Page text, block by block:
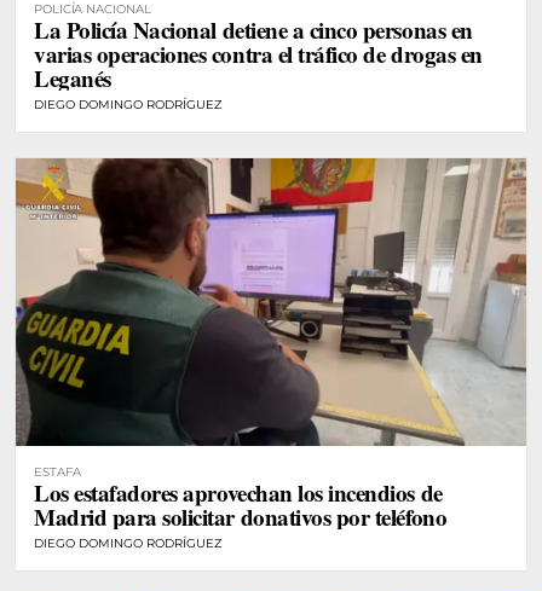
POLICÍA NACIONAL
La Policía Nacional detiene a cinco personas en
varias operaciones contra el tráfico de drogas en
Leganés
DIEGO DOMINGO RODRÍGUEZ
ESTAFA
Los estafadores aprovechan los incendios de
Madrid para solicitar donativos por teléfono
DIEGO DOMINGO RODRÍGUEZ